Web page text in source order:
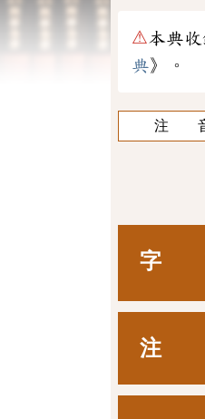
⚠本典收
典》。
注
字
注